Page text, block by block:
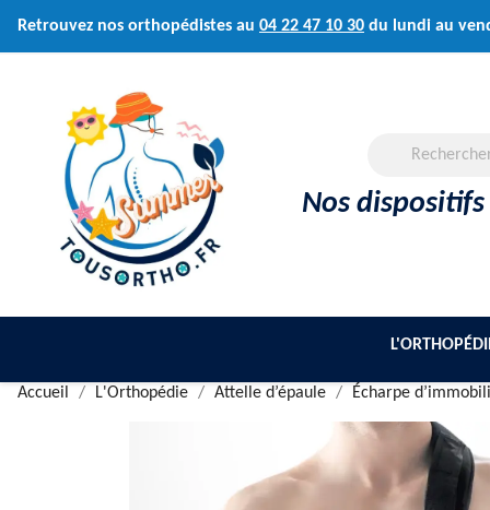
Retrouvez nos orthopédistes au 04 22 47 10 30 du lundi au
Nos
Accueil L'Orthopédie Attelle d’épaule Écharpe